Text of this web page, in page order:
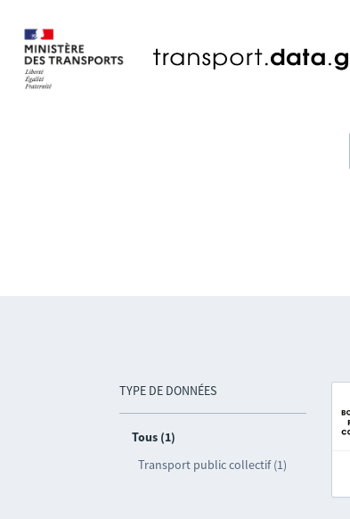
TYPE DE DONNÉES
Tous (1)
Transport public collectif (1)